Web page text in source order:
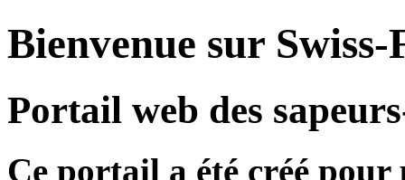
Bienvenue sur
Portail web des
Ce portail a été créé